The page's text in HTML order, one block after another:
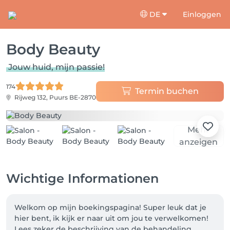
DE Einloggen
Body Beauty
Jouw huid, mijn passie!
174
Rijweg 132, Puurs BE-2870
Termin buchen
Mehr
anzeigen
Wichtige Informationen
Welkom op mijn boekingspagina! Super leuk dat je
hier bent, ik kijk er naar uit om jou te verwelkomen!